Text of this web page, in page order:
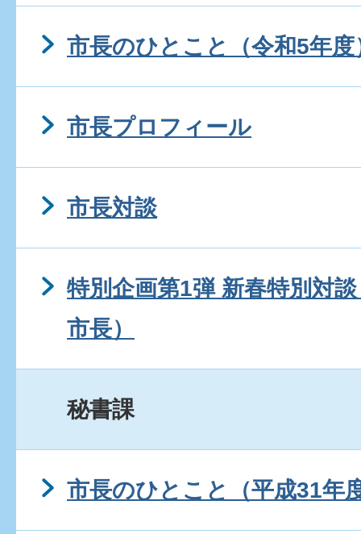
市長のひとこと（令和5年度
市長プロフィール
市長対談
特別企画第1弾 新春特別対
市長）
秘書課
市長のひとこと（平成31年